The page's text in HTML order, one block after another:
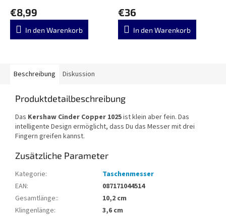
€8,99
In den Warenkorb
€36
In den Warenkorb
Beschreibung Diskussion
Produktdetailbeschreibung
Das Kershaw Cinder Copper 1025ist klein aber fein. Das
intelligente Design ermöglicht, dass Du das Messer mit drei
Fingern greifen kannst.
Zusätzliche Parameter
Kategorie:
Taschenmesser
EAN:
087171044514
Gesamtlänge::
10,2 cm
Klingenlänge:
3,6 cm